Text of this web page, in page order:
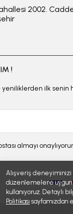
Alışveriş
düzenlemelere
kullanıyoruz. Detaylı
Politikası sayfamızdan
2002.
!
ilk senin
almayı